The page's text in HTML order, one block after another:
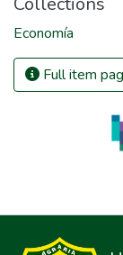
Economía
Full item